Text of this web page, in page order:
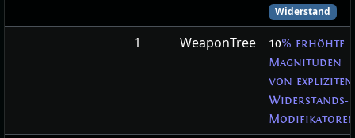
Widerstand
1 WeaponTree 10% erhöhte
Magnituden
von expliziten
Widerstands-